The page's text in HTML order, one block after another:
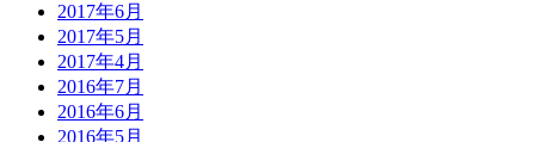
2017年6月
2017年5月
2017年4月
2016年7月
2016年6月
2016年5月